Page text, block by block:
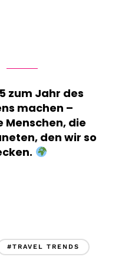
zum Jahr des
machen –
die
den wir so
#TRAVEL TRENDS